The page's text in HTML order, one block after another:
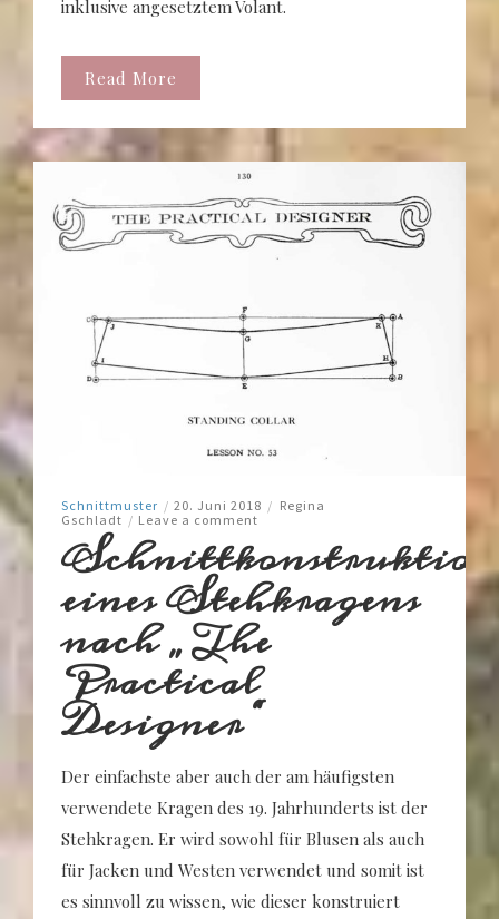
inklusive angesetztem Volant.
Read More
Schnittmuster / 20. Juni 2018 / Regina
Gschladt / Leave a comment
Schnittkonstruktion
eines Stehkragens
nach „The
Practical
Designer“
Der einfachste aber auch der am häufigsten
verwendete Kragen des 19. Jahrhunderts ist der
Stehkragen. Er wird sowohl für Blusen als auch
für Jacken und Westen verwendet und somit ist
es sinnvoll zu wissen, wie dieser konstruiert